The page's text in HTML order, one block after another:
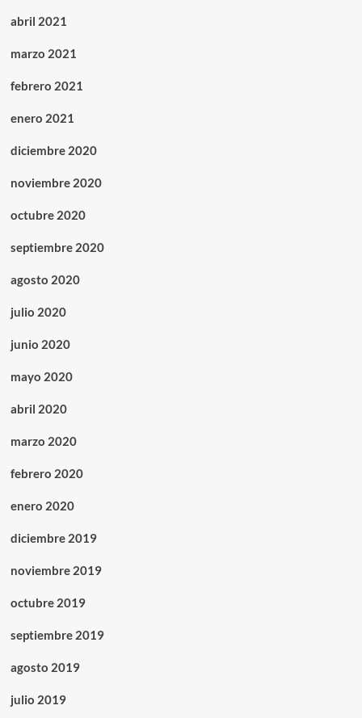
abril 2021
marzo 2021
febrero 2021
enero 2021
diciembre 2020
noviembre 2020
octubre 2020
septiembre 2020
agosto 2020
julio 2020
junio 2020
mayo 2020
abril 2020
marzo 2020
febrero 2020
enero 2020
diciembre 2019
noviembre 2019
octubre 2019
septiembre 2019
agosto 2019
julio 2019